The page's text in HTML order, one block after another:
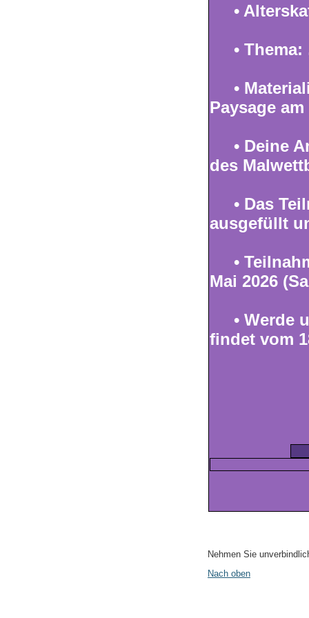
•
• Thema:
•
Paysage
• Deine
des
• Das
ausgefüllt
•
Mai 2026
• Werde
findet vom
Nehmen Sie
Nach oben